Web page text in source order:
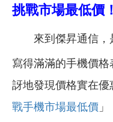
挑戰市場最低價
來到傑昇通信
寫得滿滿的手機價
訝地發現價格實在優
戰手機市場最低價